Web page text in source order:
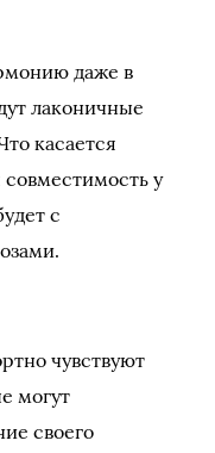
даже в
лаконичные
касается
у
с
чувствуют
могут
своего